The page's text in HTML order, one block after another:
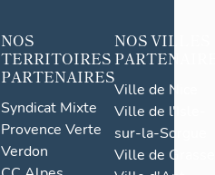
NOS
TERRITOIRES
PARTENAIRES
Syndicat Mixte
Provence Verte
Verdon
NOS VILLES
Ville de Nice
Ville de l'Isle-
sur-la-Sorgue
Ville de Grasse